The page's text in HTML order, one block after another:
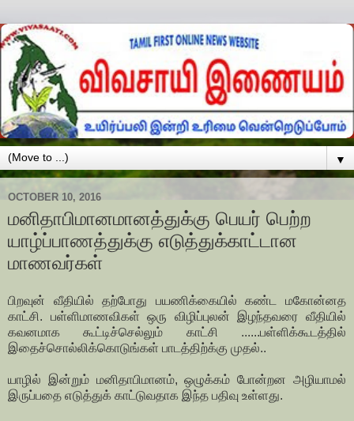
▼
OCTOBER 10, 2016
மனிதாபிமானமானத்துக்கு பெயர் பெற்ற
யாழ்ப்பாணத்துக்கு எடுத்துக்காட்டான
மாணவர்கள்
பிறவுன் வீதியில் தற்போது பயணிக்கையில் கண்ட மகோன்னத
காட்சி. பள்ளிமாணவிகள் ஒரு விழிப்புலன் இழந்தவரை வீதியில்
கவனமாக கூட்டிச்செல்லும் காட்சி ......பள்ளிக்கூடத்தில்
இதைச்சொல்லிக்கொடுங்கள் பாடத்திற்க்கு முதல்..
யாழில் இன்றும் மனிதாபிமானம், ஒழுக்கம் போன்றன அழியாமல்
இருப்பதை எடுத்துக் காட்டுவதாக இந்த பதிவு உள்ளது.